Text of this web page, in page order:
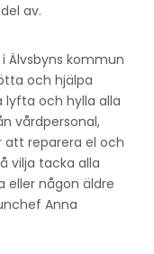
av.
Älvsbyns kommun
och hjälpa
lyfta och hylla alla
vårdpersonal,
att reparera el och
vilja tacka alla
eller någon äldre
Anna